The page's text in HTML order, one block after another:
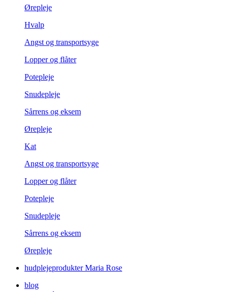
Ørepleje
Hvalp
Angst og transportsyge
Lopper og flåter
Potepleje
Snudepleje
Sårrens og eksem
Ørepleje
Kat
Angst og transportsyge
Lopper og flåter
Potepleje
Snudepleje
Sårrens og eksem
Ørepleje
hudplejeprodukter Maria Rose
blog